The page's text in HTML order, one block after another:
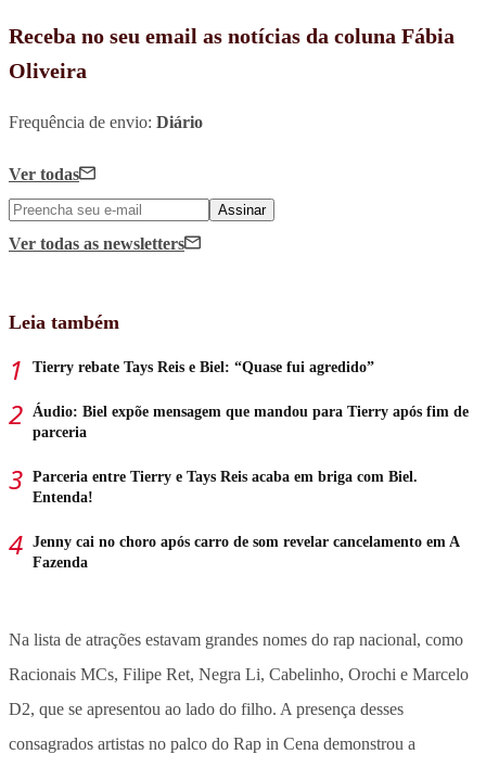
Receba no seu email as notícias da coluna Fábia
Oliveira
Frequência de envio: Diário
Ver todas
Assinar
Ver todas as newsletters
Leia também
Tierry rebate Tays Reis e Biel: “Quase fui agredido”
Áudio: Biel expõe mensagem que mandou para Tierry após fim de
parceria
Parceria entre Tierry e Tays Reis acaba em briga com Biel.
Entenda!
Jenny cai no choro após carro de som revelar cancelamento em A
Fazenda
Na lista de atrações estavam grandes nomes do rap nacional, como
Racionais MCs, Filipe Ret, Negra Li, Cabelinho, Orochi e Marcelo
D2, que se apresentou ao lado do filho. A presença desses
consagrados artistas no palco do Rap in Cena demonstrou a